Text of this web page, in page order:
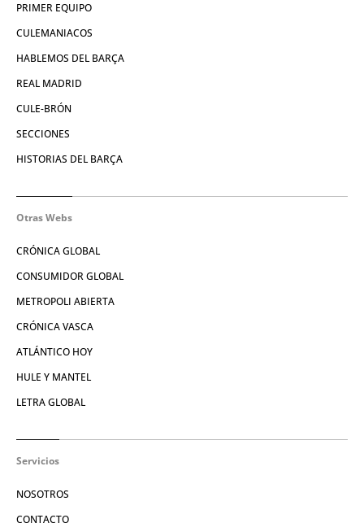
PRIMER EQUIPO
CULEMANIACOS
HABLEMOS DEL BARÇA
REAL MADRID
CULE-BRÓN
SECCIONES
HISTORIAS DEL BARÇA
Otras Webs
CRÓNICA GLOBAL
CONSUMIDOR GLOBAL
METROPOLI ABIERTA
CRÓNICA VASCA
ATLÁNTICO HOY
HULE Y MANTEL
LETRA GLOBAL
Servicios
NOSOTROS
CONTACTO